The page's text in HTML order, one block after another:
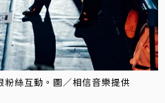
絲互動。圖／相信音樂提供